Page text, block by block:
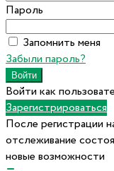
Пароль
Запомнить меня
Забыли пароль?
Войти как
Зарегистрироваться
После регистрации
отслеживание
новые возможности